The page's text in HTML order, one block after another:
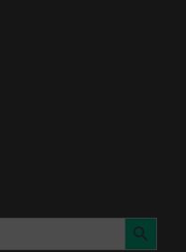
Search Button